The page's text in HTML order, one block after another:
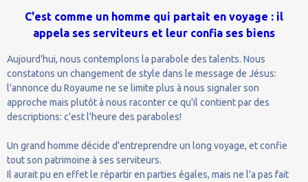
C'est comme un homme qui partait en voyage : il
appela ses serviteurs et leur confia ses biens
Aujourd'hui, nous contemplons la parabole des talents. Nous
constatons un changement de style dans le message de Jésus:
l'annonce du Royaume ne se limite plus à nous signaler son
approche mais plutôt à nous raconter ce qu'il contient par des
descriptions: c'est l'heure des paraboles!
Un grand homme décide d'entreprendre un long voyage, et confie
tout son patrimoine à ses serviteurs.
Il aurait pu en effet le répartir en parties égales, mais ne l'a pas fait